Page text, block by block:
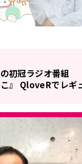
初冠ラジオ番組
』 QloveRでレギ